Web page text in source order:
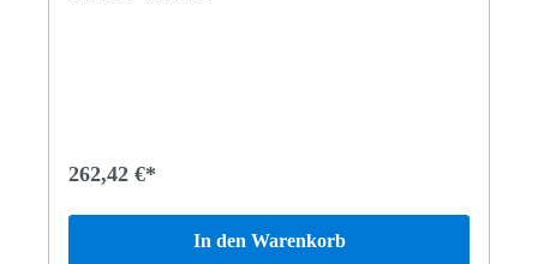
262,42 €*
In den Warenkorb